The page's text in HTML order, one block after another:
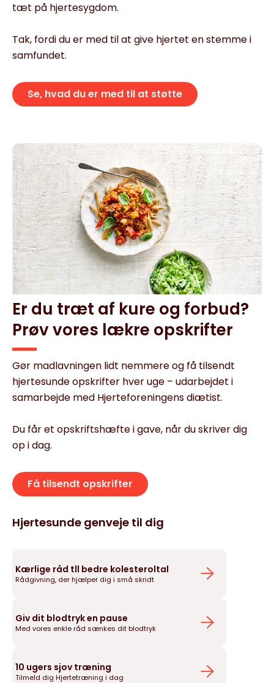
tæt på hjertesygdom.
Tak, fordi du er med til at give hjertet en stemme i
samfundet.
Se, hvad du er med til at støtte
Er du træt af kure og forbud?
Prøv vores lækre opskrifter
Gør madlavningen lidt nemmere og få tilsendt
hjertesunde opskrifter hver uge – udarbejdet i
samarbejde med Hjerteforeningens diætist.
Du får et opskriftshæfte i gave, når du skriver dig
op i dag.
Få tilsendt opskrifter
Hjertesunde genveje til dig
Kærlige råd tll bedre kolesteroltal
Rådgivning, der hjælper dig i små skridt
Giv dit blodtryk en pause
Med vores enkle råd sænkes dit blodtryk
10 ugers sjov træning
Tilmeld dig Hjertetræning i dag